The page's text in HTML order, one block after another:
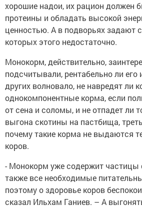
хорошие надои, их рацион должен
протеины и обладать высокой
ценностью. А в подворьях задают
которых этого недостаточно.
Монокорм, действительно,
подсчитывали, рентабельно ли его
других волновало, не навредят ли
однокомпонентные корма, если
от сена и соломы, и не отпадет ли
выгона скотины на пастбища,
почему такие корма не выдаются
коров.
- Монокорм уже содержит частицы
также все необходимые
поэтому о здоровье коров
сказал Ильхам Ганиев. – А